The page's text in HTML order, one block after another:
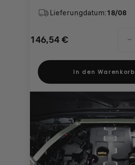
Lieferungdatum:18/08
146,54 €
Price
146,54
€
-
Quantity
updated
1
In den Warenkorb